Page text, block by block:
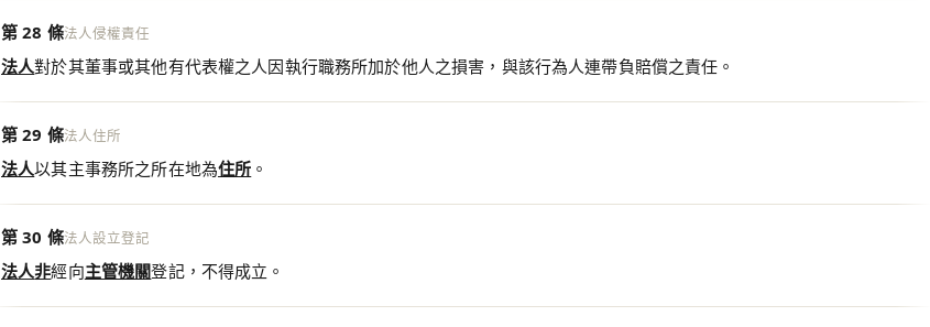
第 28 條法人侵權責任
法人對於其董事或其他有代表權之人因執行職務所加於他人之損害，與該行為人連帶負賠償之責任。
第 29 條法人住所
法人以其主事務所之所在地為住所 。
第 30 條法人設立登記
法人非經向主管機關登記，不得成立。